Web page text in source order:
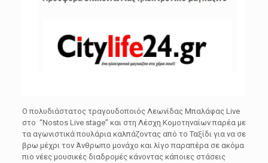
Ο πολυδιάστατος τραγουδοποιός Λεωνίδας Μπαλάφας Live
στο “Nostos Live stage” και στη Λέσχη Κομοτηναίων παρέα με
τα αγωνιστικά πουλάρια καλπάζοντας από το Ταξίδι για να σε
βρω μέχρι τον Άνθρωπο μονάχο και λίγο παραπέρα σε ακόμα
πιο νέες μουσικές διαδρομές κάνοντας κάποιες στάσεις